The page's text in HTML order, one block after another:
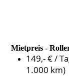
Mietpreis -
149,- € /
1.000 km)